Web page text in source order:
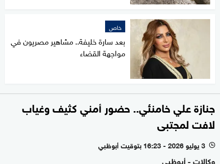
خاص
بعد سارة خليفة.. مشاهير مصريون في
مواجهة القضاء
جنازة علي خامنئي.. حضور أمني كثيف وغياب
لافت لمجتبى
l 3 يوليو 2026 - 16:23 بتوقيت أبوظبي
وكالات - أبوظبي